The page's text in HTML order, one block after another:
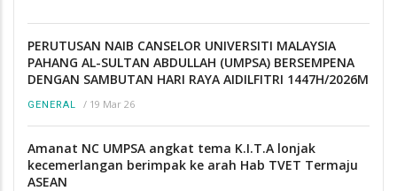
PERUTUSAN NAIB CANSELOR UNIVERSITI MALAYSIA
PAHANG AL-SULTAN ABDULLAH (UMPSA) BERSEMPENA
DENGAN SAMBUTAN HARI RAYA AIDILFITRI 1447H/2026M
GENERAL / 19 Mar 26
Amanat NC UMPSA angkat tema K.I.T.A lonjak
kecemerlangan berimpak ke arah Hab TVET Termaju
ASEAN